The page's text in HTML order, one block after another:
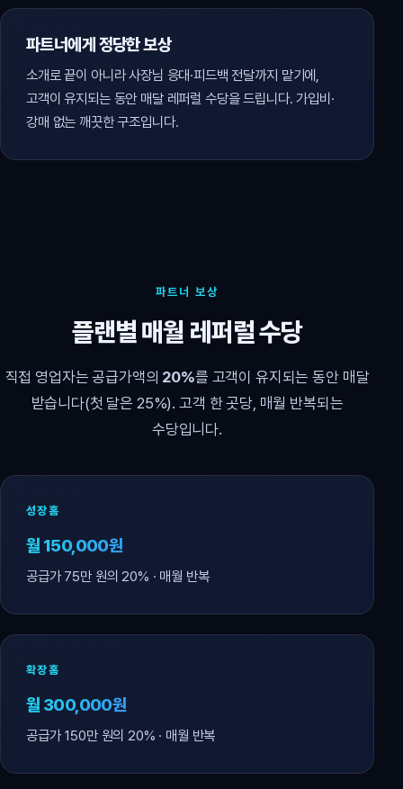
파트너에게 정당한 보상
소개로 끝이 아니라 사장님 응대·피드백 전달까지 맡기에,
고객이 유지되는 동안 매달 레퍼럴 수당을 드립니다. 가입비·
강매 없는 깨끗한 구조입니다.
파트너 보상
플랜별 매월 레퍼럴 수당
직접 영업자는 공급가액의 20%를 고객이 유지되는 동안 매달
받습니다(첫 달은 25%). 고객 한 곳당, 매월 반복되는
수당입니다.
성장홈
월 150,000원
공급가 75만 원의 20% · 매월 반복
확장홈
월 300,000원
공급가 150만 원의 20% · 매월 반복